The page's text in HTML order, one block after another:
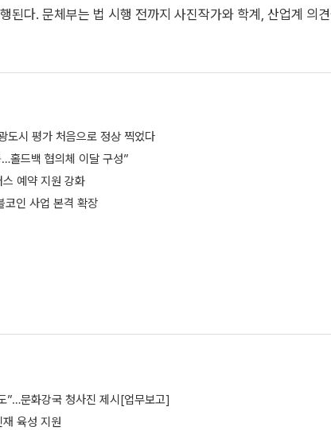
된다. 문체부는 법 시행 전까지 사진작가와 학계, 산업계 의
시 평가 처음으로 정상 찍었다
…홀드백 협의체 이달 구성”
예약 지원 강화
코인 사업 본격 확장
”…문화강국 청사진 제시[업무보고]
육성 지원